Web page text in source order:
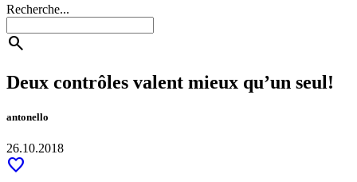
Recherche...
search
Deux contrôles valent mieux qu’un seul!
antonello
26.10.2018
favorite